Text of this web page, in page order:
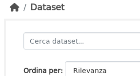
Dataset
Ordina per